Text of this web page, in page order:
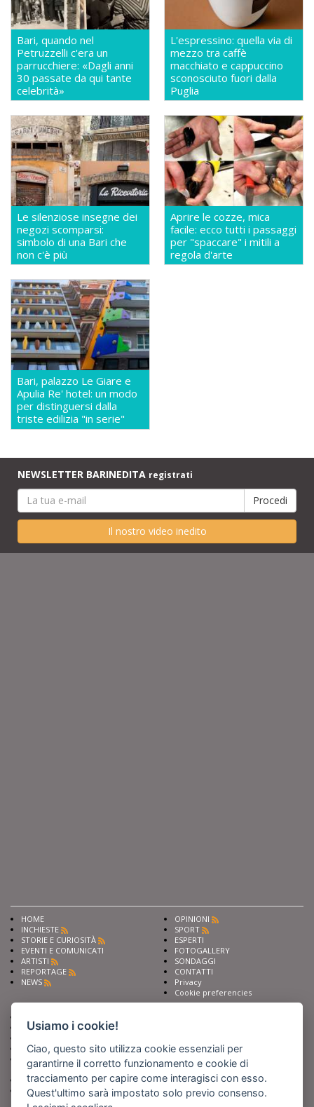
Bari, quando nel
Petruzzelli c'era un
parrucchiere: «Dagli anni
30 passate da qui tante
celebrità»
L'espressino: quella via di
mezzo tra caffè
macchiato e cappuccino
sconosciuto fuori dalla
Puglia
Le silenziose insegne dei
negozi scomparsi:
simbolo di una Bari che
non c'è più
Aprire le cozze, mica
facile: ecco tutti i passaggi
per "spaccare" i mitili a
regola d'arte
Bari, palazzo Le Giare e
Apulia Re' hotel: un modo
per distinguersi dalla
triste edilizia "in serie"
NEWSLETTER BARINEDITA registrati
Il nostro video inedito
HOME
INCHIESTE
STORIE E CURIOSITÀ
EVENTI E COMUNICATI
ARTISTI
REPORTAGE
NEWS
OPINIONI
SPORT
ESPERTI
FOTOGALLERY
SONDAGGI
CONTATTI
Privacy
Cookie preferencies
Scrivi alla redazione
Sostieni Barinedita
Iscriviti al nostro corso di
giornalismo
Compra i nostri libri
Entra in Barinedita Map
Usiamo i cookie!
Ciao, questo sito utilizza cookie essenziali per
garantirne il corretto funzionamento e cookie di
tracciamento per capire come interagisci con esso.
Quest'ultimo sarà impostato solo previo consenso.